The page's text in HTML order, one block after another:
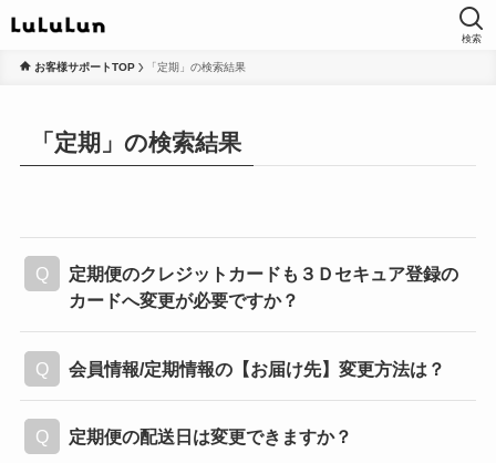
検索
お客様サポートTOP 「定期」の検索結果
「定期」の検索結果
定期便のクレジットカードも３Ｄセキュア登録の
カードへ変更が必要ですか？
会員情報/定期情報の【お届け先】変更方法は？
定期便の配送日は変更できますか？